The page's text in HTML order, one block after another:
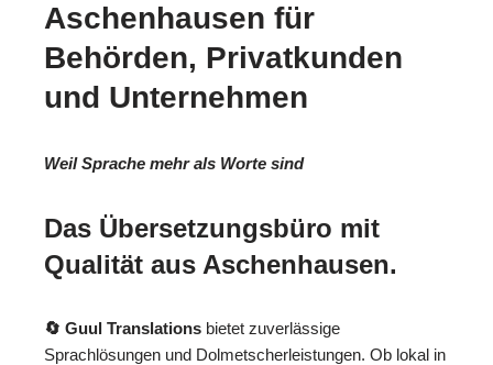
Aschenhausen für
Behörden, Privatkunden
und Unternehmen
Weil Sprache mehr als Worte sind
Das Übersetzungsbüro mit
Qualität aus Aschenhausen.
🔄 Guul Translations bietet zuverlässige
Sprachlösungen und Dolmetscherleistungen. Ob lokal in